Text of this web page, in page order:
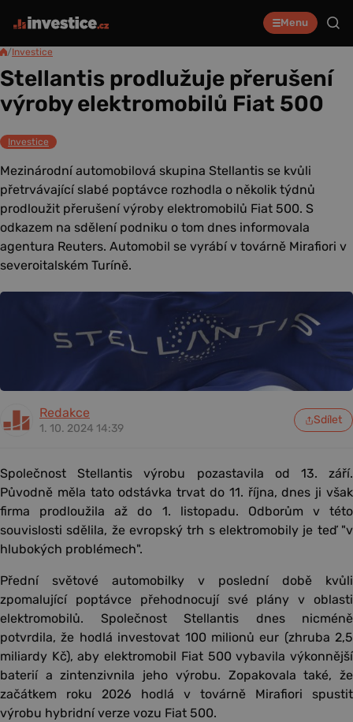
Menu
/Investice
Stellantis prodlužuje přerušení
výroby elektromobilů Fiat 500
Investice
Mezinárodní automobilová skupina Stellantis se kvůli
přetrvávající slabé poptávce rozhodla o několik týdnů
prodloužit přerušení výroby elektromobilů Fiat 500. S
odkazem na sdělení podniku o tom dnes informovala
agentura Reuters. Automobil se vyrábí v továrně Mirafiori v
severoitalském Turíně.
Redakce
1. 10. 2024 14:39
Sdílet
Společnost Stellantis výrobu pozastavila od 13. září.
Původně měla tato odstávka trvat do 11. října, dnes ji však
firma prodloužila až do 1. listopadu. Odborům v této
souvislosti sdělila, že evropský trh s elektromobily je teď "v
hlubokých problémech".
Přední světové automobilky v poslední době kvůli
zpomalující poptávce přehodnocují své plány v oblasti
elektromobilů. Společnost Stellantis dnes nicméně
potvrdila, že hodlá investovat 100 milionů eur (zhruba 2,5
miliardy Kč), aby elektromobil Fiat 500 vybavila výkonnější
baterií a zintenzivnila jeho výrobu. Zopakovala také, že
začátkem roku 2026 hodlá v továrně Mirafiori spustit
výrobu hybridní verze vozu Fiat 500.